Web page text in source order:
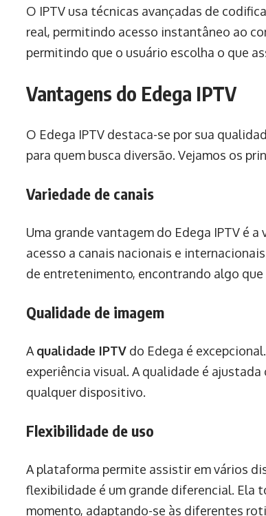
O IPTV usa técnicas avançadas de
real, permitindo acesso instantâneo ao
permitindo que o usuário escolha o que
Vantagens do Edega IPTV
O Edega IPTV destaca-se por sua
para quem busca diversão. Vejamos os
Variedade de canais
Uma grande vantagem do Edega IPTV é
acesso a canais nacionais e
de entretenimento, encontrando algo
Qualidade de imagem
A qualidade IPTV do Edega é
experiência visual. A qualidade é
qualquer dispositivo.
Flexibilidade de uso
A plataforma permite assistir em vários
flexibilidade é um grande diferencial. Ela
momento, adaptando-se às diferentes